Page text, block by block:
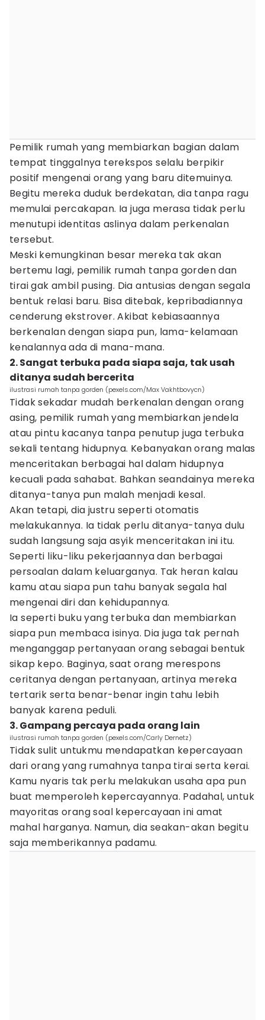
Pemilik rumah yang membiarkan bagian dalam
tempat tinggalnya terekspos selalu berpikir
positif mengenai orang yang baru ditemuinya.
Begitu mereka duduk berdekatan, dia tanpa ragu
memulai percakapan. Ia juga merasa tidak perlu
menutupi identitas aslinya dalam perkenalan
tersebut.
Meski kemungkinan besar mereka tak akan
bertemu lagi, pemilik rumah tanpa gorden dan
tirai gak ambil pusing. Dia antusias dengan segala
bentuk relasi baru. Bisa ditebak, kepribadiannya
cenderung ekstrover. Akibat kebiasaannya
berkenalan dengan siapa pun, lama-kelamaan
kenalannya ada di mana-mana.
2. Sangat terbuka pada siapa saja, tak usah
ditanya sudah bercerita
ilustrasi rumah tanpa gorden (pexels.com/Max Vakhtbovycn)
Tidak sekadar mudah berkenalan dengan orang
asing, pemilik rumah yang membiarkan jendela
atau pintu kacanya tanpa penutup juga terbuka
sekali tentang hidupnya. Kebanyakan orang malas
menceritakan berbagai hal dalam hidupnya
kecuali pada sahabat. Bahkan seandainya mereka
ditanya-tanya pun malah menjadi kesal.
Akan tetapi, dia justru seperti otomatis
melakukannya. Ia tidak perlu ditanya-tanya dulu
sudah langsung saja asyik menceritakan ini itu.
Seperti liku-liku pekerjaannya dan berbagai
persoalan dalam keluarganya. Tak heran kalau
kamu atau siapa pun tahu banyak segala hal
mengenai diri dan kehidupannya.
Ia seperti buku yang terbuka dan membiarkan
siapa pun membaca isinya. Dia juga tak pernah
menganggap pertanyaan orang sebagai bentuk
sikap kepo. Baginya, saat orang merespons
ceritanya dengan pertanyaan, artinya mereka
tertarik serta benar-benar ingin tahu lebih
banyak karena peduli.
3. Gampang percaya pada orang lain
ilustrasi rumah tanpa gorden (pexels.com/Carly Dernetz)
Tidak sulit untukmu mendapatkan kepercayaan
dari orang yang rumahnya tanpa tirai serta kerai.
Kamu nyaris tak perlu melakukan usaha apa pun
buat memperoleh kepercayannya. Padahal, untuk
mayoritas orang soal kepercayaan ini amat
mahal harganya. Namun, dia seakan-akan begitu
saja memberikannya padamu.